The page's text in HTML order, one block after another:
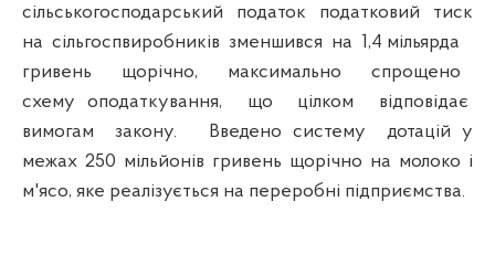
сільськогосподарський податок податковий тиск
на сільгоспвиробників зменшився на 1,4 мільярда
гривень щорічно, максимально спрощено
схему оподаткування, що цілком відповідає
вимогам закону. Введено систему дотацій у
межах 250 мільйонів гривень щорічно на молоко і
м'ясо, яке реалізується на переробні підприємства.